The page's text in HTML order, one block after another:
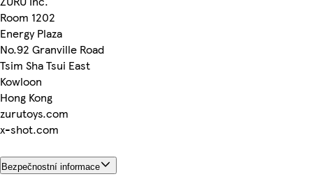
Room 1202
Energy Plaza
No.92 Granville Road
Tsim Sha Tsui East
Kowloon
Hong Kong
zurutoys.com
x-shot.com
Bezpečnostní informace